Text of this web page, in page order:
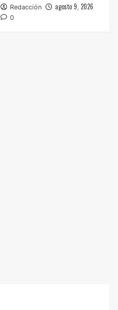
Redacción agosto 9, 2026
0